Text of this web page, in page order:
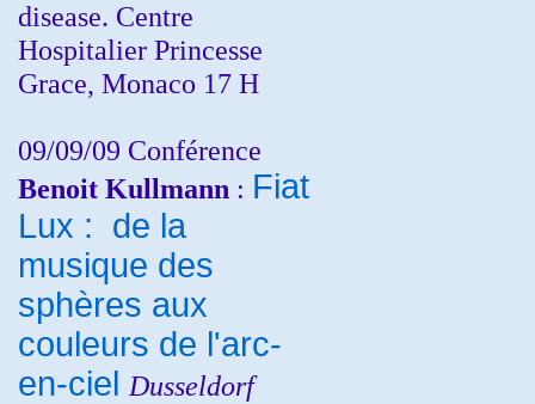
disease. Centre
Hospitalier Princesse
Grace, Monaco 17 H
09/09/09 Conférence
Benoit Kullmann : Fiat
Lux : de la
musique des
sphères aux
couleurs de l'arc-
en-ciel Dusseldorf